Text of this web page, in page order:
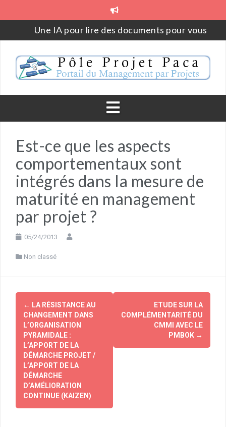
Une IA pour lire des documents pour vous
Aborder la gestion de projet en 2023
de projet
Outil annuel de rétrospective et de projection – Le
YearCompass
Est-ce que les aspects
comportementaux sont
intégrés dans la mesure de
maturité en management
par projet ?
05/24/2013
Non classé
Navigation
d'article
← LA RÉSISTANCE AU
CHANGEMENT DANS
L’ORGANISATION
PYRAMIDALE :
L’APPORT DE LA
DÉMARCHE PROJET /
L’APPORT DE LA
DÉMARCHE
D’AMÉLIORATION
CONTINUE (KAIZEN)
ETUDE SUR LA
COMPLÉMENTARITÉ DU
CMMI AVEC LE
PMBOK →